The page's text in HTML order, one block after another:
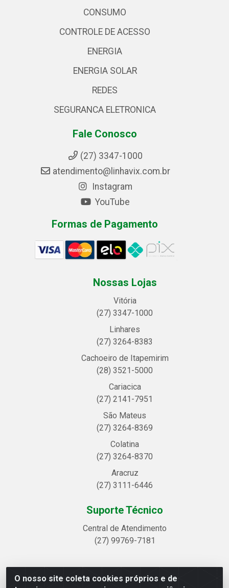
O nosso site coleta cookies próprios e de
CONSUMO
CONTROLE DE ACESSO
ENERGIA
ENERGIA SOLAR
REDES
SEGURANCA ELETRONICA
Fale Conosco
(27) 3347-1000
atendimento@linhavix.com.br
Instagram
YouTube
Formas de Pagamento
Nossas Lojas
Vitória
(27) 3347-1000
Linhares
(27) 3264-8383
Cachoeiro de Itapemirim
(28) 3521-5000
Cariacica
(27) 2141-7951
São Mateus
(27) 3264-8369
Colatina
(27) 3264-8370
Aracruz
(27) 3111-6446
Suporte Técnico
Central de Atendimento
(27) 99769-7181
Linhavix Distribuidora LTDA - Avenida Alegre, 2521 -